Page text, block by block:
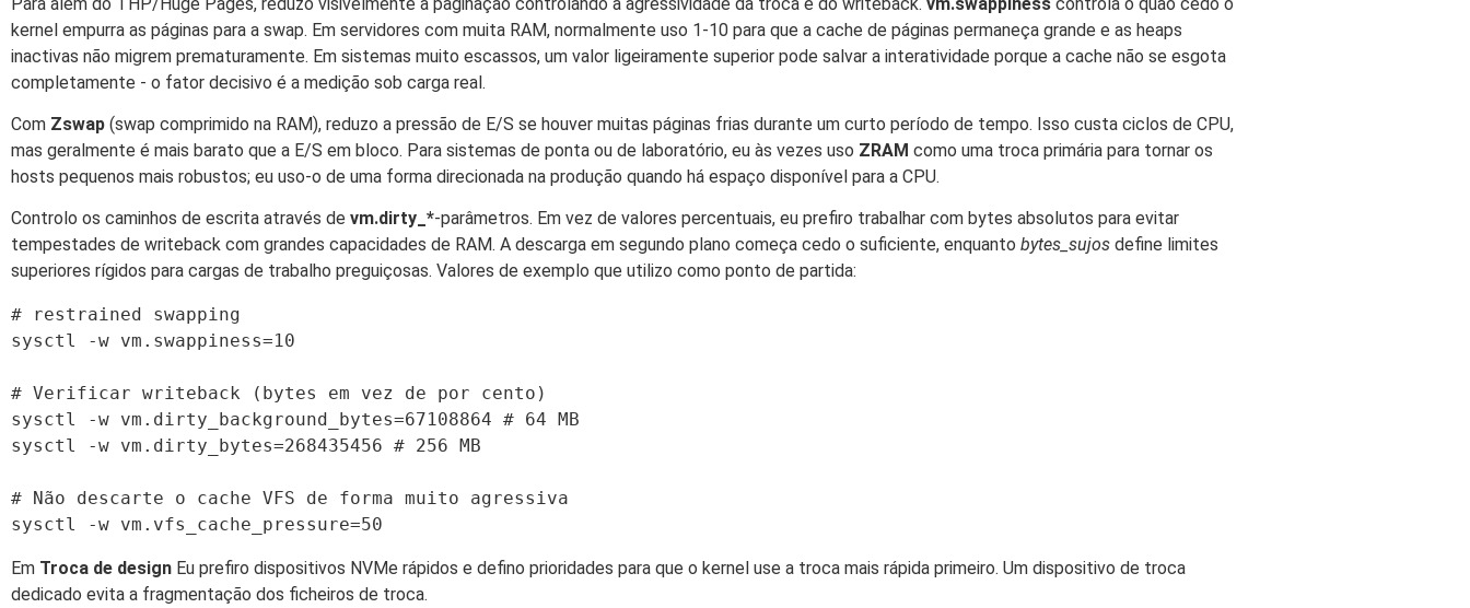
kernel empurra as páginas para a swap. Em servidores com muita RAM, normalmente uso 1-10 para que a cache de páginas permaneça grande e as heaps
inactivas não migrem prematuramente. Em sistemas muito escassos, um valor ligeiramente superior pode salvar a interatividade porque a cache não se esgota
completamente - o fator decisivo é a medição sob carga real.
Com Zswap (swap comprimido na RAM), reduzo a pressão de E/S se houver muitas páginas frias durante um curto período de tempo. Isso custa ciclos de CPU,
mas geralmente é mais barato que a E/S em bloco. Para sistemas de ponta ou de laboratório, eu às vezes uso ZRAM como uma troca primária para tornar os
hosts pequenos mais robustos; eu uso-o de uma forma direcionada na produção quando há espaço disponível para a CPU.
Controlo os caminhos de escrita através de vm.dirty_*-parâmetros. Em vez de valores percentuais, eu prefiro trabalhar com bytes absolutos para evitar
tempestades de writeback com grandes capacidades de RAM. A descarga em segundo plano começa cedo o suficiente, enquanto bytes_sujos define limites
superiores rígidos para cargas de trabalho preguiçosas. Valores de exemplo que utilizo como ponto de partida:
# restrained swapping
sysctl -w vm.swappiness=10
# Verificar writeback (bytes em vez de por cento)
sysctl -w vm.dirty_background_bytes=67108864 # 64 MB
sysctl -w vm.dirty_bytes=268435456 # 256 MB
# Não descarte o cache VFS de forma muito agressiva
Em Troca de design Eu prefiro dispositivos NVMe rápidos e defino prioridades para que o kernel use a troca mais rápida primeiro. Um dispositivo de troca
dedicado evita a fragmentação dos ficheiros de troca.